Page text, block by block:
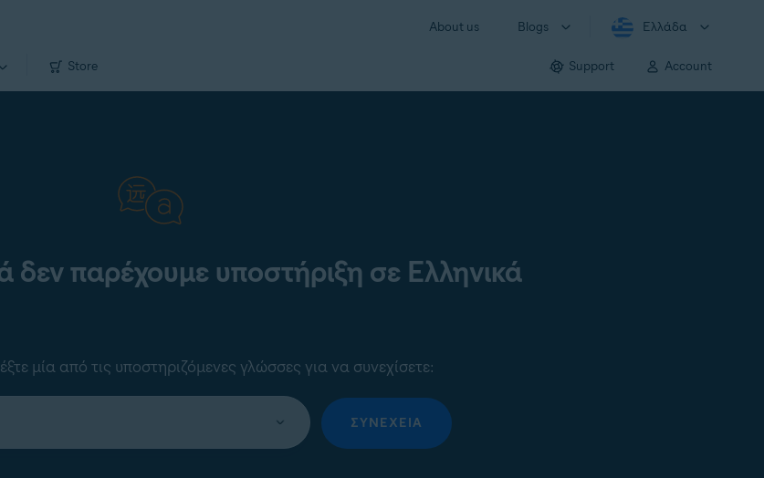
About us Blogs Ελλάδα
Store Support Account
δεν παρέχουμε υποστήριξη σε Ελληνικά
μία από τις υποστηριζόμενες γλώσσες για να συνεχίσετε:
ΣΥΝΈΧΕΙΑ